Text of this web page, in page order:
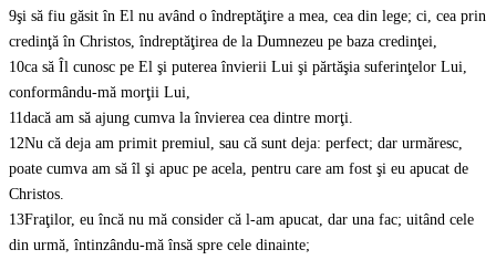
9şi să fiu găsit în El nu având o îndreptăţire a mea, cea din lege; ci, cea prin
credinţă în Christos, îndreptăţirea de la Dumnezeu pe baza credinţei,
10ca să Îl cunosc pe El şi puterea învierii Lui şi părtăşia suferinţelor Lui,
conformându-mă morţii Lui,
11dacă am să ajung cumva la învierea cea dintre morţi.
12Nu că deja am primit premiul, sau că sunt deja: perfect; dar urmăresc,
poate cumva am să îl şi apuc pe acela, pentru care am fost şi eu apucat de
Christos.
13Fraţilor, eu încă nu mă consider că l-am apucat, dar una fac; uitând cele
din urmă, întinzându-mă însă spre cele dinainte;